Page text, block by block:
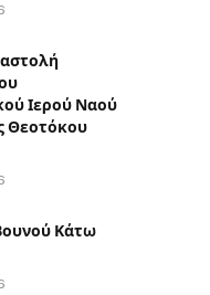
Ιερού Ναού
Θεοτόκου
Κάτω